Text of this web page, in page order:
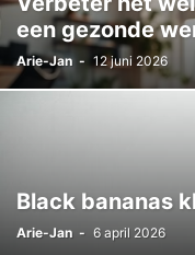
een gezonde
Arie-Jan - 12 juni 2026
Black bananas
Arie-Jan - 6 april 2026